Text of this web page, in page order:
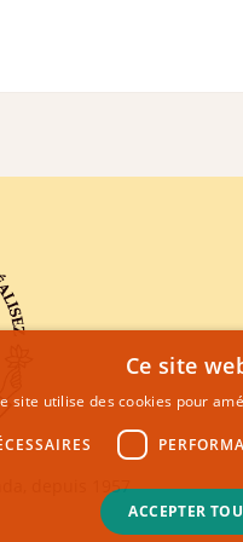
depuis 1957
Ce site
site utilise des cookies pour
ACCEPTER